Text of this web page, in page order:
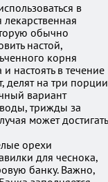
в
обычно
настой,
корня
настоять в течение
делят на три порции
вариант
трижды за
может достигать
орехи
для чеснока,
банку. Важно,